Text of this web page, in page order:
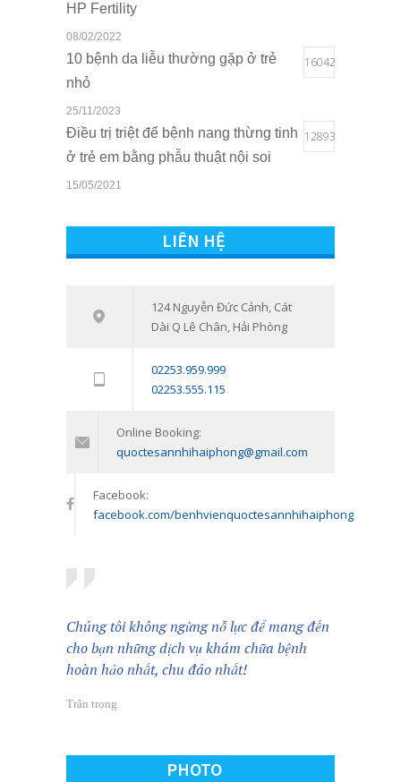
HP Fertility
08/02/2022
10 bệnh da liễu thường gặp ở trẻ
nhỏ
16042
25/11/2023
Điều trị triệt để bệnh nang thừng tinh
ở trẻ em bằng phẫu thuật nội soi
12893
15/05/2021
BHYT tại Bệnh viện Quốc tế Sản
Nhi Hải Phòng
Tham vấn – Trị liệu tâm lý trẻ em và
trẻ vị thành niên: Đồng hành cùng
tâm lý
LIÊN HỆ
124 Nguyễn Đức Cảnh, Cát
Dài Q Lê Chân, Hải Phòng
02253.959.999
02253.555.115
Online Booking:
quoctesannhihaiphong@gmail.com
Facebook:
facebook.com/benhvienquoctesannhihaiphong
Chúng tôi không ngừng nỗ lực để mang đến
cho bạn những dịch vụ khám chữa bệnh
hoàn hảo nhất, chu đáo nhất!
Trân trọng
PHOTO